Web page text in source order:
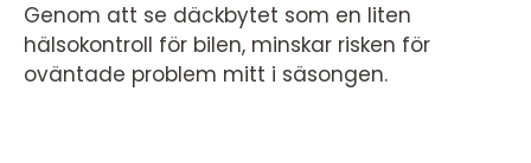
Genom att se däckbytet som en liten
hälsokontroll för bilen, minskar risken för
oväntade problem mitt i säsongen.